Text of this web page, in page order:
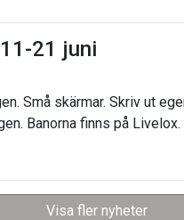
21 juni
Små skärmar. Skriv ut
Banorna finns på Livelox.
Visa fler nyheter